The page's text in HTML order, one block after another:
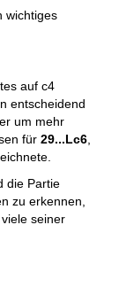
wichtiges
auf c4
entscheidend
um mehr
für 29...Lc6
die Partie
zu erkennen,
seiner